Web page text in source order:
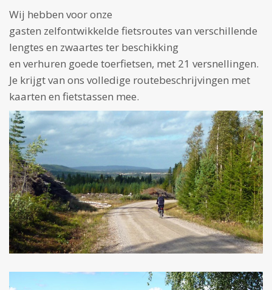
Wij hebben voor onze
gasten zelfontwikkelde fietsroutes van verschillende
lengtes en zwaartes ter beschikking
en verhuren goede toerfietsen, met 21 versnellingen.
Je krijgt van ons volledige routebeschrijvingen met
kaarten en fietstassen mee.